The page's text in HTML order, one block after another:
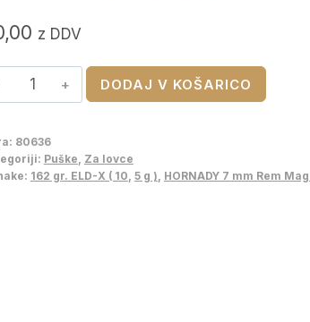
z DDV
HORNADY
7
Rem
Mag
DODAJ V KOŠARICO
80636
Puške, Za lovce
162 gr. ELD-X ( 10, 5 g ), HORNADY 7 mm Rem